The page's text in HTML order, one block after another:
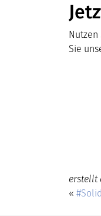
Nutzen
Sie
erstellt
«